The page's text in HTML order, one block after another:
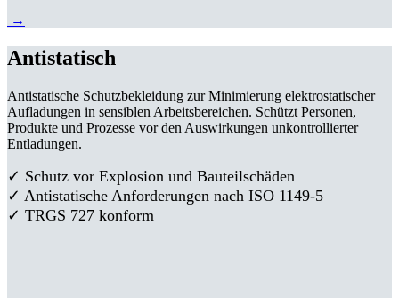
→
Antistatisch
Antistatische Schutzbekleidung zur Minimierung elektrostatischer
Aufladungen in sensiblen Arbeitsbereichen. Schützt Personen,
Produkte und Prozesse vor den Auswirkungen unkontrollierter
Entladungen.
✓ Schutz vor Explosion und Bauteilschäden
✓ Antistatische Anforderungen nach ISO 1149-5
✓ TRGS 727 konform